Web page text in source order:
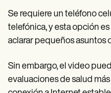
Se requiere un teléfono
telefónica, y esta opción
aclarar pequeños asuntos
Sin embargo, el video
evaluaciones de salud